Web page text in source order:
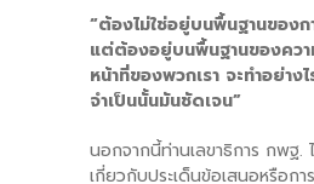
“ต้องไม่ใช่อยู่บนพื้นฐานของ
แต่ต้องอยู่บนพื้นฐานของควา
หน้าที่ของพวกเรา จะทำอย่างไ
จำเป็นนั้นมันชัดเจน”
นอกจากนี้ท่านเลขาธิการ กพฐ.
เกี่ยวกับประเด็นข้อเสนอหรือก